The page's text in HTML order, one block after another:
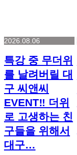
2026.08.06
특강 중 무더위
를 날려버릴 대
구 씨앤씨
EVENT‼️ 더위
로 고생하는 친
구들을 위해서
대구…